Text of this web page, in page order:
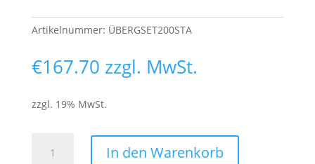
Artikelnummer: ÜBERGSET200STA
€167.70 zzgl. MwSt.
zzgl. 19% MwSt.
Übergangsanschlussset
DN200
In den Warenkorb